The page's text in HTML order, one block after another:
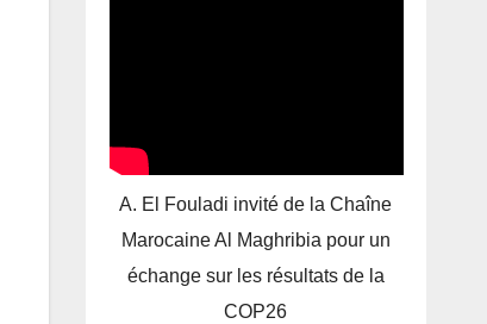
A. El Fouladi invité de la Chaîne
Marocaine Al Maghribia pour un
échange sur les résultats de la
COP26